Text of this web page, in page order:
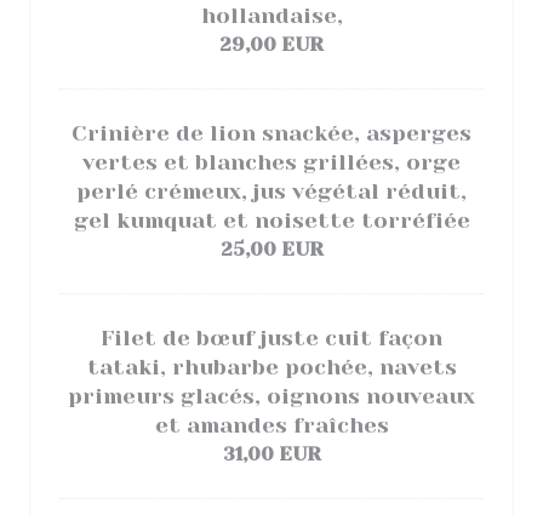
hollandaise,
29,00 EUR
Crinière de lion snackée, asperges
vertes et blanches grillées, orge
perlé crémeux, jus végétal réduit,
gel kumquat et noisette torréfiée
25,00 EUR
Filet de bœuf juste cuit façon
tataki, rhubarbe pochée, navets
primeurs glacés, oignons nouveaux
et amandes fraîches
31,00 EUR